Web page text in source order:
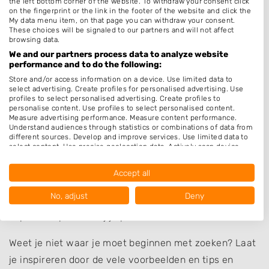
Luister dus naar je gevoel. Voelt het goed tijdens de
proef? Begrijpt de kapper jouw wensen en straalt hij
of zij professionaliteit uit? Voel je je op je gemak en
zorgt de kapper voor een fijne sfeer? Dan zit je goed.
Zoals Sarah het samenvat: “De juiste kapper laat jou
niet op iemand anders lijken, maar juist meer jezelf.”
Als je haar maar goed zit
Met de juiste kapper aan je zijde begint de magie van
je grote dag al tijdens de voorbereidingen. Geen
stress of onzekerheid: alleen zelfvertrouwen en een
Weet je niet waar je moet beginnen met zoeken? Laat
je inspireren door de vele voorbeelden en tips en
on the fingerprint or the link in the footer of the website and click the
My data menu item, on that page you can withdraw your consent.
These choices will be signaled to our partners and will not affect
browsing data.
We and our partners process data to analyze website
performance and to do the following:
Store and/or access information on a device. Use limited data to
select advertising. Create profiles for personalised advertising. Use
profiles to select personalised advertising. Create profiles to
personalise content. Use profiles to select personalised content.
Measure advertising performance. Measure content performance.
Understand audiences through statistics or combinations of data from
different sources. Develop and improve services. Use limited data to
select content. Use precise geolocation data. Actively scan device
Data may be shared outside of the European Union and send to the
Your consent and the cookie policy applies solely to this website/app.
View Partner List (1017 IAB Vendors)
We use your data for the following purposes:
Accept all
No, adjust Deny